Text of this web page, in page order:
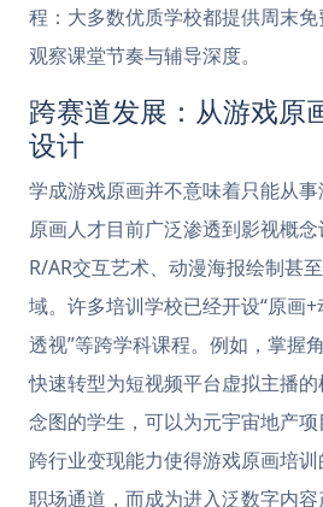
程：大多数优质学校都提供周末
观察课堂节奏与辅导深度。
跨赛道发展：从游戏原
设计
学成游戏原画并不意味着只能从
原画人才目前广泛渗透到影视概
R/AR交互艺术、动漫海报绘制甚
域。许多培训学校已经开设“原画+
透视”等跨学科课程。例如，掌握
快速转型为短视频平台虚拟主播
念图的学生，可以为元宇宙地产
跨行业变现能力使得游戏原画培
职场通道，而成为进入泛数字内容